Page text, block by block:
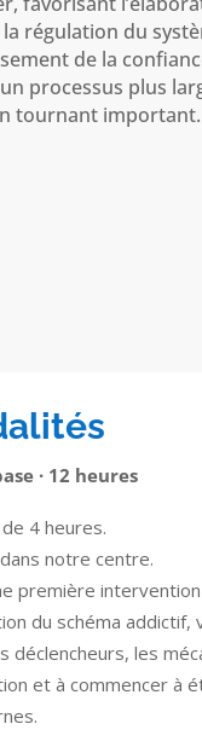
régulation du
de la
processus plus
tournant important.
· 12 heures
4 heures.
notre centre.
première
du schéma addictif,
déclencheurs, les
et à commencer à